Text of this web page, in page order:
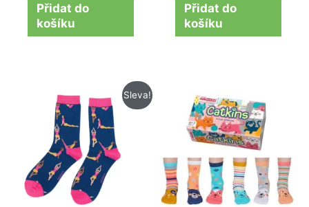
Přidat do
košíku
Přidat do
košíku
Sleva!
cena
byla:
195 Kč.
Aktuální
cena
je:
149 Kč.